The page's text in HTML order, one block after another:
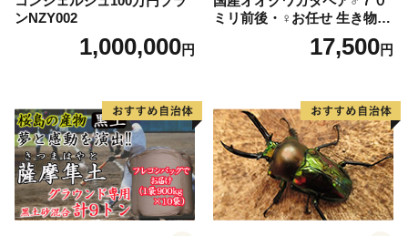
ンNZY002
1,000,000円
ミリ前後・♀お任せ 生き物生
17,500円